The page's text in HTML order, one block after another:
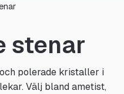
stenar
polerade kristaller i
Välj bland ametist,